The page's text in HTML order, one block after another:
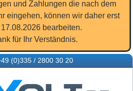
und Zahlungen die nach dem
eingehen, können wir daher erst
bearbeiten.
für Ihr Verständnis.
(0)335 / 2800 30 20